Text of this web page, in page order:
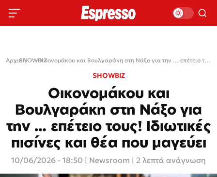
Αρχική›
SHOWBIZ› Οικονομάκου και Βουλγαράκη στη Νάξο για την … επέτειο τους! Ιδιωτικές πισίνες και θέα που μαγεύει
SHOWBIZ
Οικονομάκου και
Βουλγαράκη στη Νάξο για
την … επέτειο τους! Ιδιωτικές
πισίνες και θέα που μαγεύει
10/06/2026 - 18:50 Newsroom | 2 λεπτά ανάγνωση